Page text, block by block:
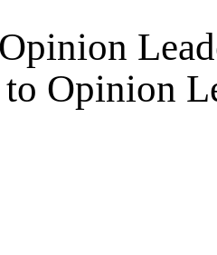
Opinion